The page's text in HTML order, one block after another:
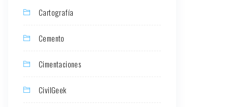
Cartografía
Cemento
Cimentaciones
CivilGeek